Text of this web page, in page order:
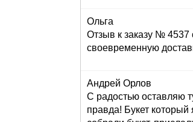
Ольга
Отзыв к заказу № 4537
своевременную
Андрей Орлов
С радостью оставляю
правда! Букет